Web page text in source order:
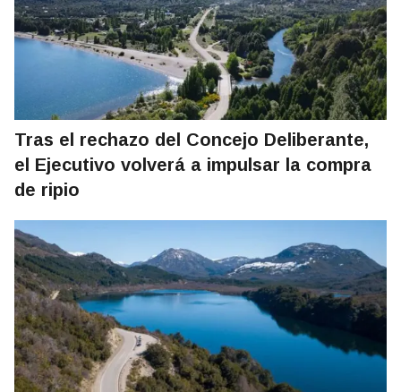
Tras el rechazo del Concejo Deliberante,
el Ejecutivo volverá a impulsar la compra
de ripio